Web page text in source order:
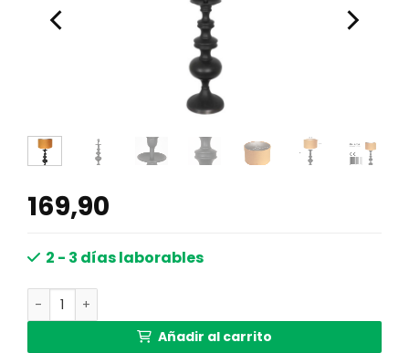
169,90
2 - 3 días laborables
Lámpara de mesa dorada Anne Light & home Lyons
Añadir al carrito